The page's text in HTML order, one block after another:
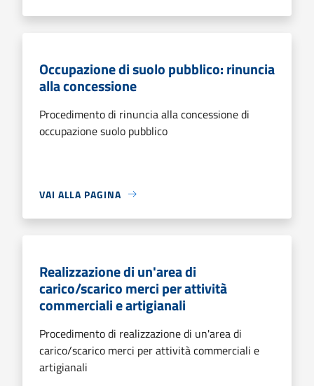
Occupazione di suolo pubblico: rinuncia
alla concessione
Procedimento di rinuncia alla concessione di
occupazione suolo pubblico
VAI ALLA PAGINA
Realizzazione di un'area di
carico/scarico merci per attività
commerciali e artigianali
Procedimento di realizzazione di un'area di
carico/scarico merci per attività commerciali e
artigianali